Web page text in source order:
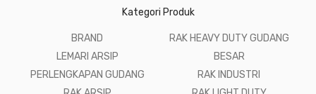
Kategori Produk
BRAND
LEMARI ARSIP
PERLENGKAPAN GUDANG
RAK HEAVY DUTY GUDANG
BESAR
RAK INDUSTRI